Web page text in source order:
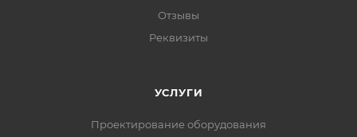
Отзывы
Реквизиты
УСЛУГИ
Проектирование оборудования